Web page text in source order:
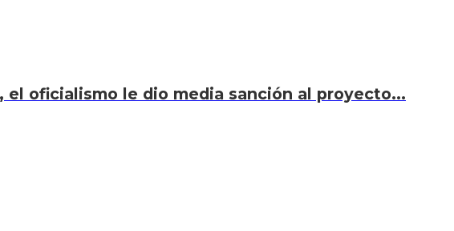
el oficialismo le dio media sanción al proyecto...